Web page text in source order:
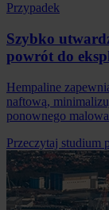
Przypadek
Szybko
powrót do
Hempaline
naftową,
ponownego
Przeczytaj studium